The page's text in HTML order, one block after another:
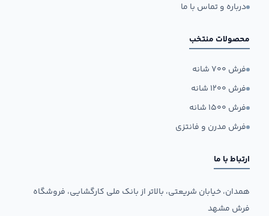
درباره و تماس با ما
محصولات منتخب
فرش ۷۰۰ شانه
فرش ۱۲۰۰ شانه
فرش ۱۵۰۰ شانه
فرش مدرن و فانتزی
ارتباط با ما
همدان، خیابان شریعتی، بالاتر از بانک ملی کارگشایی، فروشگاه
فرش مشهد